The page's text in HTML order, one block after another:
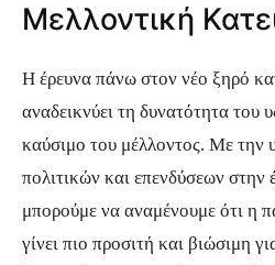
Μελλοντική
Η έρευνα πάνω στον νέο ξηρό
αναδεικνύει τη δυνατότητα του
καύσιμο του μέλλοντος. Με την
πολιτικών και επενδύσεων στην
μπορούμε να αναμένουμε ότι η
γίνει πιο προσιτή και βιώσιμη